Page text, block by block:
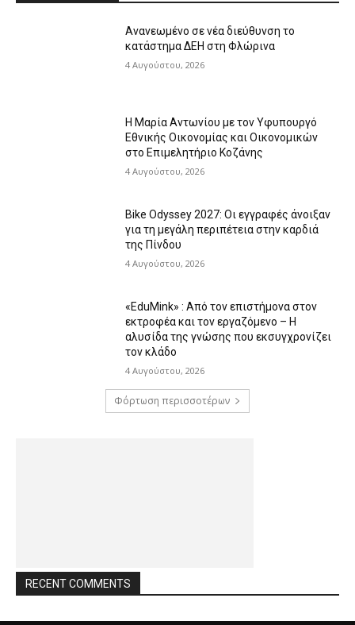
Ανανεωμένο σε νέα διεύθυνση το
κατάστημα ΔΕΗ στη Φλώρινα
4 Αυγούστου, 2026
Η Μαρία Αντωνίου με τον Υφυπουργό
Εθνικής Οικονομίας και Οικονομικών
στο Επιμελητήριο Κοζάνης
4 Αυγούστου, 2026
Bike Odyssey 2027: Οι εγγραφές άνοιξαν
για τη μεγάλη περιπέτεια στην καρδιά
της Πίνδου
4 Αυγούστου, 2026
«EduMink» : Από τον επιστήμονα στον
εκτροφέα και τον εργαζόμενο – Η
αλυσίδα της γνώσης που εκσυγχρονίζει
τον κλάδο
4 Αυγούστου, 2026
Φόρτωση περισσοτέρων
RECENT COMMENTS